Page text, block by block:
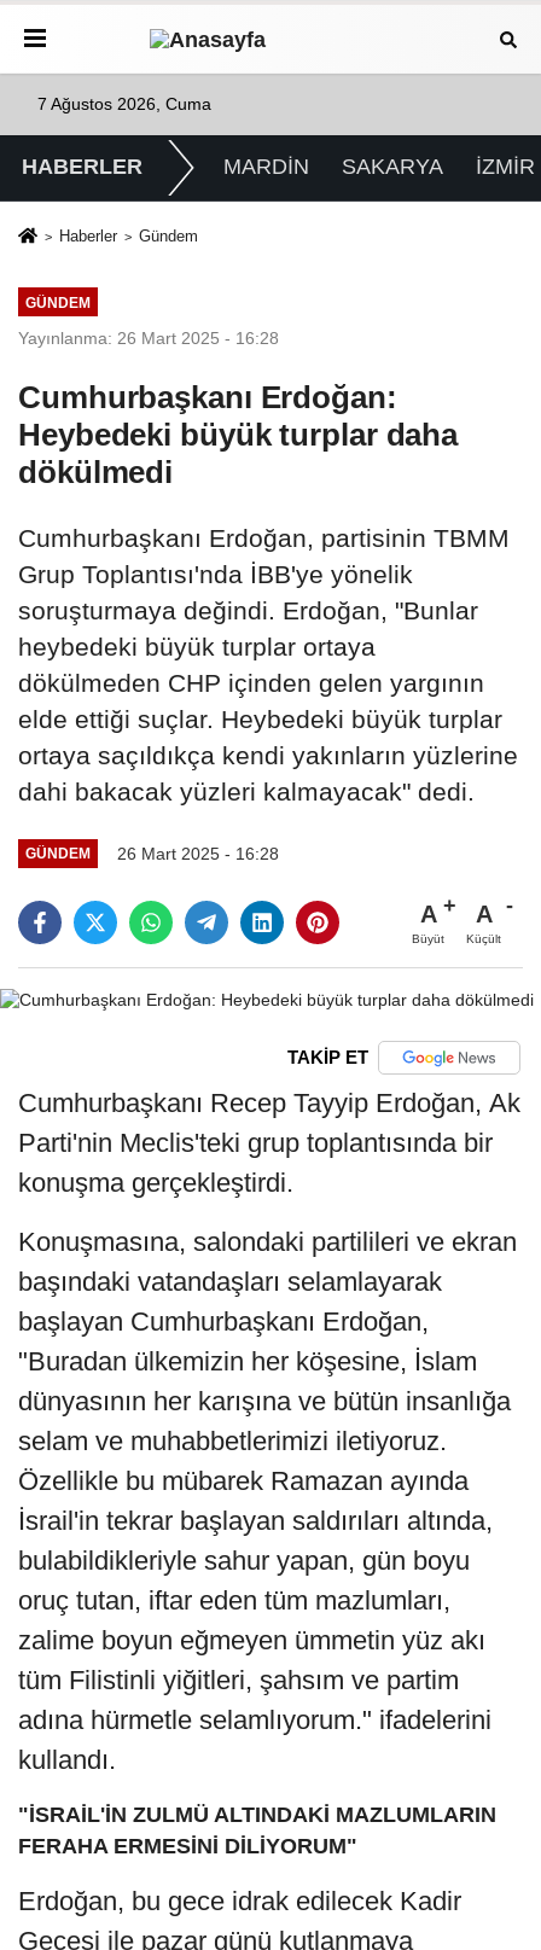
7 Ağustos 2026, Cuma
HABERLER MARDİN SAKARYA İZMİR
Haberler Gündem
GÜNDEM
Yayınlanma: 26 Mart 2025 - 16:28
Cumhurbaşkanı Erdoğan:
Heybedeki büyük turplar daha
dökülmedi
Cumhurbaşkanı Erdoğan, partisinin TBMM
Grup Toplantısı'nda İBB'ye yönelik
soruşturmaya değindi. Erdoğan, "Bunlar
heybedeki büyük turplar ortaya
dökülmeden CHP içinden gelen yargının
elde ettiği suçlar. Heybedeki büyük turplar
ortaya saçıldıkça kendi yakınların yüzlerine
dahi bakacak yüzleri kalmayacak" dedi.
GÜNDEM 26 Mart 2025 - 16:28
A
Büyüt
A
Küçült
TAKİP ET
Cumhurbaşkanı Recep Tayyip Erdoğan, Ak
Parti'nin Meclis'teki grup toplantısında bir
konuşma gerçekleştirdi.
Konuşmasına, salondaki partilileri ve ekran
başındaki vatandaşları selamlayarak
başlayan Cumhurbaşkanı Erdoğan,
"Buradan ülkemizin her köşesine, İslam
dünyasının her karışına ve bütün insanlığa
selam ve muhabbetlerimizi iletiyoruz.
Özellikle bu mübarek Ramazan ayında
İsrail'in tekrar başlayan saldırıları altında,
bulabildikleriyle sahur yapan, gün boyu
oruç tutan, iftar eden tüm mazlumları,
zalime boyun eğmeyen ümmetin yüz akı
tüm Filistinli yiğitleri, şahsım ve partim
adına hürmetle selamlıyorum." ifadelerini
kullandı.
"İSRAİL'İN ZULMÜ ALTINDAKİ MAZLUMLARIN
FERAHA ERMESİNİ DİLİYORUM"
Erdoğan, bu gece idrak edilecek Kadir
Gecesi ile pazar günü kutlanmaya